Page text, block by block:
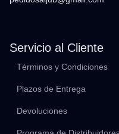
Servicio al Cliente
Términos y Condiciones
Plazos de Entrega
Devoluciones